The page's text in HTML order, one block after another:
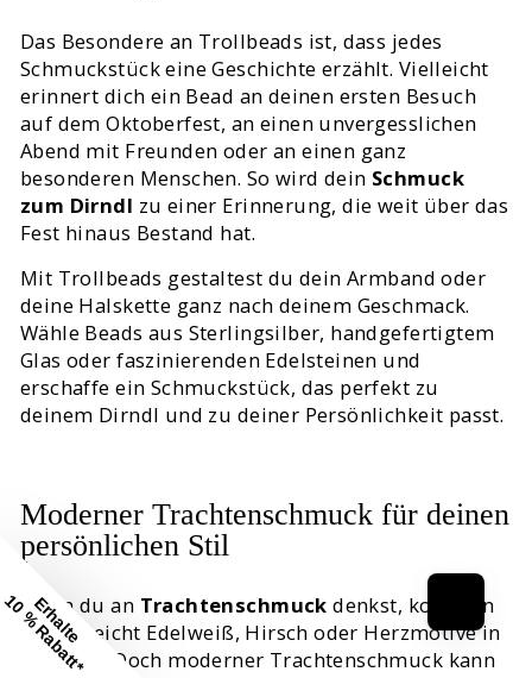
Das Besondere an Trollbeads ist, dass jedes
Schmuckstück eine Geschichte erzählt. Vielleicht
erinnert dich ein Bead an deinen ersten Besuch
auf dem Oktoberfest, an einen unvergesslichen
Abend mit Freunden oder an einen ganz
besonderen Menschen. So wird dein Schmuck
zum Dirndl zu einer Erinnerung, die weit über das
Fest hinaus Bestand hat.
Mit Trollbeads gestaltest du dein Armband oder
deine Halskette ganz nach deinem Geschmack.
Wähle Beads aus Sterlingsilber, handgefertigtem
Glas oder faszinierenden Edelsteinen und
erschaffe ein Schmuckstück, das perfekt zu
deinem Dirndl und zu deiner Persönlichkeit passt.
Moderner Trachtenschmuck für deinen
persönlichen Stil
Wenn du an Trachtenschmuck denkst, kommen
dir vielleicht Edelweiß, Hirsch oder Herzmotive in
den Sinn. Doch moderner Trachtenschmuck kann
Erhalte
10 % Rabatt*